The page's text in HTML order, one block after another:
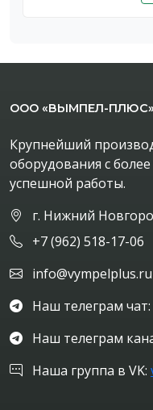
ООО «ВЫМПЕЛ-ПЛЮС»
Крупнейший
оборудования с
успешной работы.
г. Нижний
+7 (962) 518-17-06
info@vympelplus.ru
Наш телеграм чат:
Наш телеграм
Наша группа в VK: